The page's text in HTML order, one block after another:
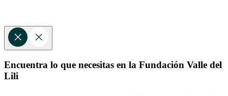
Encuentra lo que necesitas en la Fundación Valle del
Lili